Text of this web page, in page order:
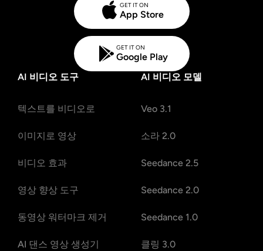
GET IT ON
App Store
GET IT ON
Google Play
AI 비디오 도구
텍스트를 비디오로
이미지로 영상
비디오 효과
영상 향상 도구
동영상 워터마크 제거
AI 댄스 영상 생성기
AI 비디오 모델
Veo 3.1
소라 2.0
Seedance 2.5
Seedance 2.0
Seedance 1.0
클링 3.0